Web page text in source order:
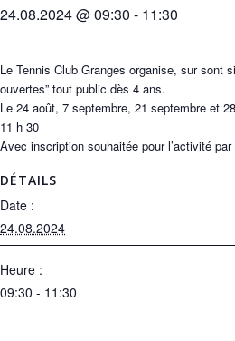
24.08.2024 @ 09:30 - 11:30
Le Tennis Club Granges organise, sur sont
ouvertes” tout public dès 4 ans.
Le 24 août, 7 septembre, 21 septembre et
11 h 30
Avec inscription souhaitée pour l’activité
DÉTAILS
Date :
24.08.2024
Heure :
09:30 - 11:30